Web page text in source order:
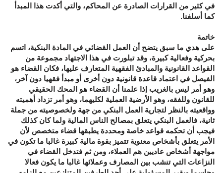
في كثير من القرارات الصادرة عن المحاكم، والتي أكدت هذا المبدأ
كما أسلفنا.
خاتمة
على هدي ما سبق يتضح أن العمل القضائي في المادة البنكية، اتسم
بحركية وفعالية كبيرة، وقد تبلورت في هذا الاجتهاد مجموعة من
القواعد القانونية والمبادئ الفقهية المتعارف عليها، فكان القضاء هو
الفيصل في اعتماد قاعدة قانونية دون أخرى أو مبدأ فقهيا دون آخر،
وهو أمر ليس بالغريب إذا علمنا أن القضاء هو المحك الحقيقي
للقانون وللفقه، وهو الأرضية العملية لكليهما، وهو أمر تزداد أهميته
وواقعيته بالنظر لتجارية العمل البنكي من جهة ولخصوصيته من جملة
ثانية، فالعمل البنكي يتعلق بمصالح الناس المالية ولما كان كذلك
فيجب أن تحكمه قواعد خاصة ومحددة يطبقها قضاء متخصص لأن
الأمر يتعلق بأشخاص معنوية تتميز بقوة مالية كبيرة غالبا ما تكون في
مواجهة أشخاص عاديين هم العملاء، ومن ثم فتدخل القضاء في
النزاعات التي تنشب بين المصارف وعملائها غالبا ما يكون فعالا